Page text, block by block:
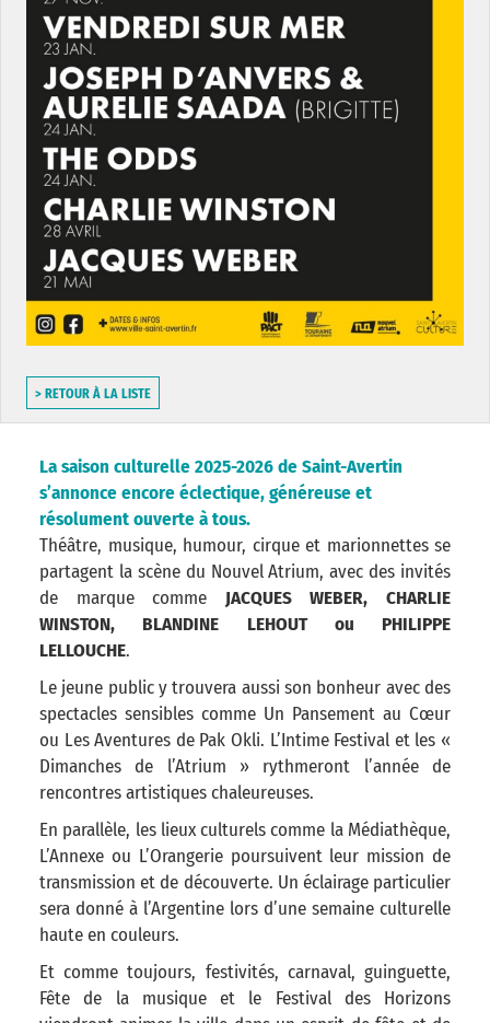
> RETOUR À LA LISTE
La saison culturelle 2025-2026 de Saint-Avertin
s’annonce encore éclectique, généreuse et
résolument ouverte à tous.
Théâtre, musique, humour, cirque et marionnettes se
partagent la scène du Nouvel Atrium, avec des invités
de marque comme JACQUES WEBER, CHARLIE
WINSTON, BLANDINE LEHOUT ou PHILIPPE
LELLOUCHE.
Le jeune public y trouvera aussi son bonheur avec des
spectacles sensibles comme Un Pansement au Cœur
ou Les Aventures de Pak Okli. L’Intime Festival et les «
Dimanches de l’Atrium » rythmeront l’année de
rencontres artistiques chaleureuses.
En parallèle, les lieux culturels comme la Médiathèque,
L’Annexe ou L’Orangerie poursuivent leur mission de
transmission et de découverte. Un éclairage particulier
sera donné à l’Argentine lors d’une semaine culturelle
haute en couleurs.
Et comme toujours, festivités, carnaval, guinguette,
Fête de la musique et le Festival des Horizons